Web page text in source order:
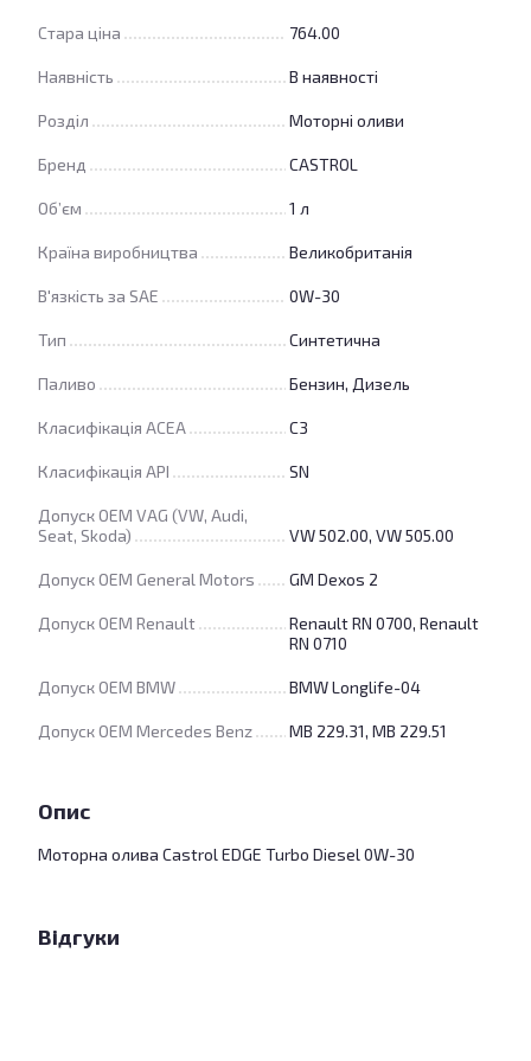
Стара ціна 764.00
Наявність В наявності
Розділ Моторні оливи
Бренд CASTROL
Об’єм 1 л
Країна виробництва Великобританія
В'язкість за SAE 0W-30
Тип Синтетична
Паливо Бензин, Дизель
Класифікація ACEA C3
Класифікація API SN
Допуск OEM VAG (VW, Audi,
Seat, Skoda)
VW 502.00, VW 505.00
Допуск OEM General Motors GM Dexos 2
Допуск OEM Renault
Renault RN 0700, Renault
RN 0710
Допуск OEM BMW BMW Longlife-04
Допуск OEM Mercedes Benz MB 229.31, MB 229.51
Опис
Моторна олива Castrol EDGE Turbo Diesel 0W-30
Відгуки